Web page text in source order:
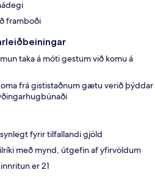
framboði
taka á móti gestum við komu á
frá gististaðnum gætu verið þýddar
fyrir tilfallandi gjöld
með mynd, útgefin af yfirvöldum
er 21